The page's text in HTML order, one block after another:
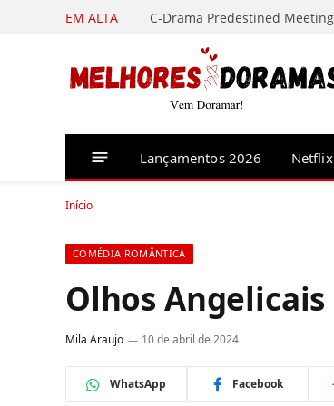
EM ALTA
Lançamentos 2026 Netflix
Início
COMÉDIA ROMÂNTICA
Olhos Angelicais
Mila Araujo 10 de abril de 2024
WhatsApp Facebook